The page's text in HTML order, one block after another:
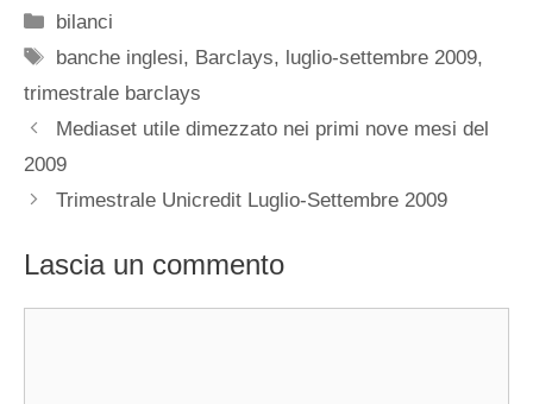
Categorie
bilanci
Tag
banche inglesi, Barclays, luglio-settembre 2009,
trimestrale barclays
Mediaset utile dimezzato nei primi nove mesi del
2009
Trimestrale Unicredit Luglio-Settembre 2009
Lascia un commento